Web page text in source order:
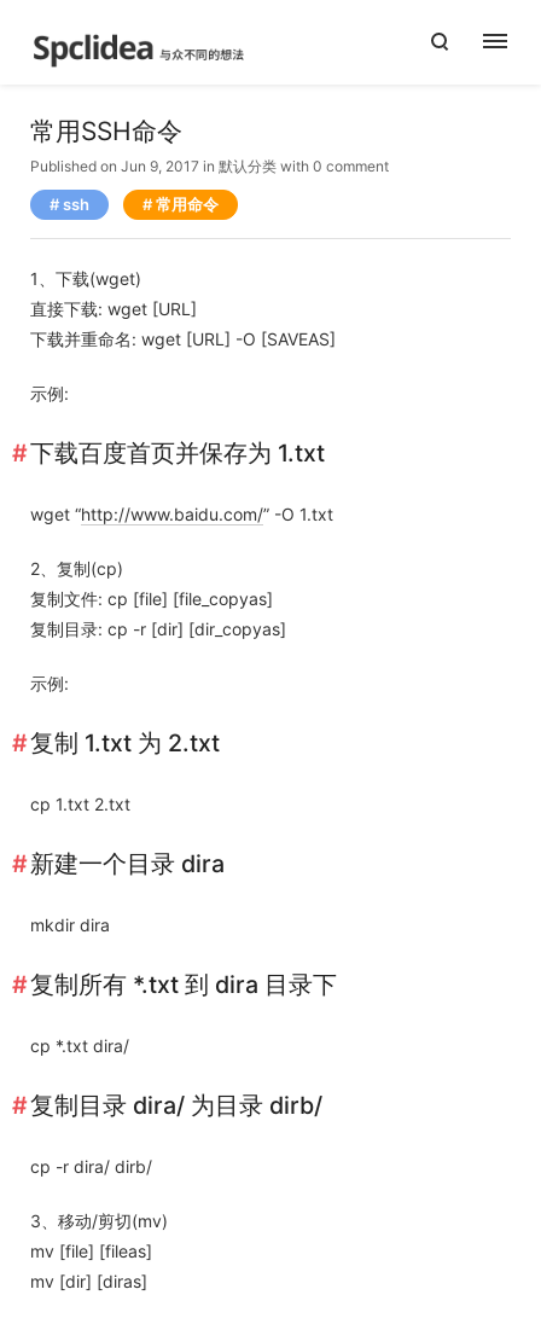
常用SSH命令
Published on Jun 9, 2017 in 默认分类 with 0 comment
ssh 常用命令
1、下载(wget)
直接下载: wget [URL]
下载并重命名: wget [URL] -O [SAVEAS]
示例:
下载百度首页并保存为 1.txt
wget “http://www.baidu.com/” -O 1.txt
2、复制(cp)
复制文件: cp [file] [file_copyas]
复制目录: cp -r [dir] [dir_copyas]
示例:
复制 1.txt 为 2.txt
cp 1.txt 2.txt
新建一个目录 dira
mkdir dira
复制所有 *.txt 到 dira 目录下
cp *.txt dira/
复制目录 dira/ 为目录 dirb/
cp -r dira/ dirb/
3、移动/剪切(mv)
mv [file] [fileas]
mv [dir] [diras]